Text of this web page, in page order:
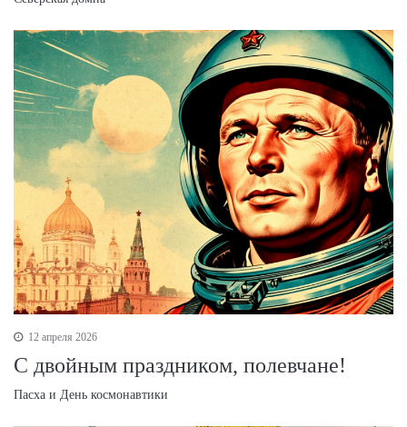
12 апреля 2026
С двойным праздником, полевчане!
Пасха и День космонавтики